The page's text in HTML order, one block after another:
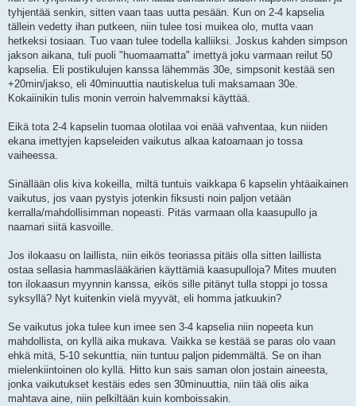
tyhjentää senkin, sitten vaan taas uutta pesään. Kun on 2-4 kapselia
tällein vedetty ihan putkeen, niin tulee tosi muikea olo, mutta vaan
hetkeksi tosiaan. Tuo vaan tulee todella kalliiksi. Joskus kahden simpson
jakson aikana, tuli puoli "huomaamatta" imettyä joku varmaan reilut 50
kapselia. Eli postikulujen kanssa lähemmäs 30e, simpsonit kestää sen
+20min/jakso, eli 40minuuttia nautiskelua tuli maksamaan 30e.
Kokaiinikin tulis monin verroin halvemmaksi käyttää.
Eikä tota 2-4 kapselin tuomaa olotilaa voi enää vahventaa, kun niiden
ekana imettyjen kapseleiden vaikutus alkaa katoamaan jo tossa
vaiheessa.
Sinällään olis kiva kokeilla, miltä tuntuis vaikkapa 6 kapselin yhtäaikainen
vaikutus, jos vaan pystyis jotenkin fiksusti noin paljon vetään
kerralla/mahdollisimman nopeasti. Pitäs varmaan olla kaasupullo ja
naamari siitä kasvoille.
Jos ilokaasu on laillista, niin eikös teoriassa pitäis olla sitten laillista
ostaa sellasia hammaslääkärien käyttämiä kaasupulloja? Mites muuten
ton ilokaasun myynnin kanssa, eikös sille pitänyt tulla stoppi jo tossa
syksyllä? Nyt kuitenkin vielä myyvät, eli homma jatkuukin?
Se vaikutus joka tulee kun imee sen 3-4 kapselia niin nopeeta kun
mahdollista, on kyllä aika mukava. Vaikka se kestää se paras olo vaan
ehkä mitä, 5-10 sekunttia, niin tuntuu paljon pidemmältä. Se on ihan
mielenkiintoinen olo kyllä. Hitto kun sais saman olon jostain aineesta,
jonka vaikutukset kestäis edes sen 30minuuttia, niin tää olis aika
mahtava aine, niin pelkiltään kuin komboissakin.